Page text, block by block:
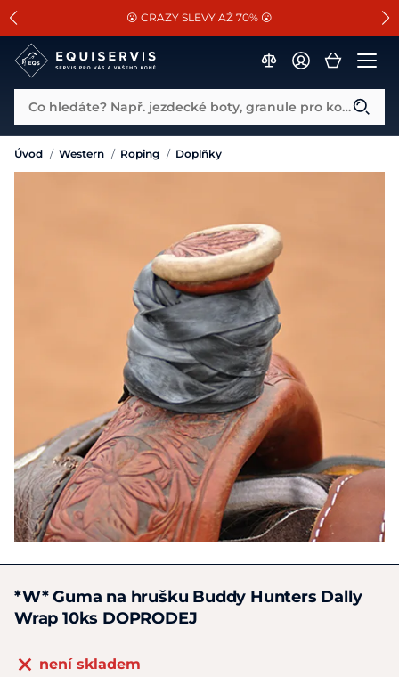
SLEVA 13% na vše od Cassini!
😮 CRAZY SLEVY AŽ 70% 😮
📐Pasování a doplňky k vybraným sedlům ZDARMA 🐴
Co hledáte? Např. jezdecké boty, granule pro koně...
Úvod / Western / Roping / Doplňky
*W* Guma na hrušku Buddy Hunters Dally
Wrap 10ks DOPRODEJ
není skladem